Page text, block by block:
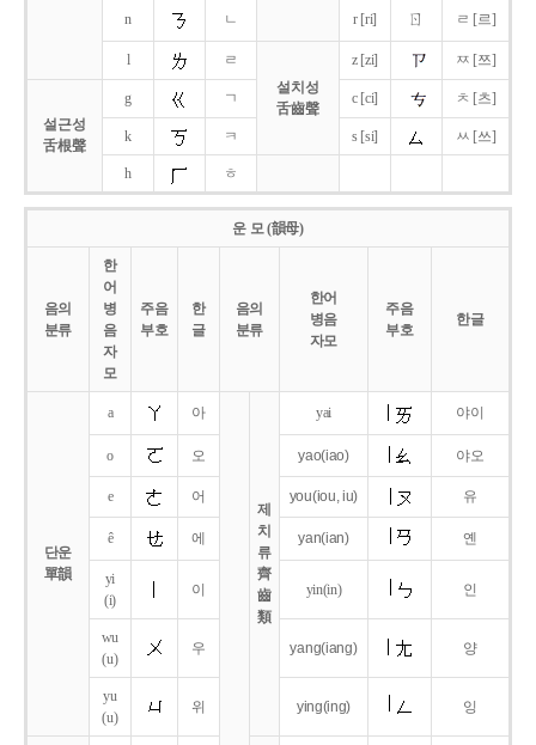
n ㄴ r [ri] ㄖ ㄹ [르]
l
ㄹ
설치성
舌齒聲
z [zi] ㅉ [쯔]
설근성
舌根聲
g ㄱ c [ci] ㅊ [츠]
k ㅋ s [si] ㅆ [쓰]
h ㅎ
운 모 (韻母)
음의
분류
한
어
병
음
자
모
주음
부호
한
글
음의
분류
한어
병음
자모
주음
부호
한글
단운
單韻
a 아
제
치
류
齊
齒
類
yai 야이
o 오 yao(iao) 야오
e 어 you(iou,iu) 유
ê 에 yan(ian) 옌
yi
(i)
이 yin(in) 인
wu
(u)
우 yang(iang) 양
yu
(u)
위 ying(ing) 잉